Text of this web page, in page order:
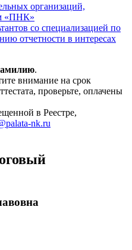
организаций,
«ПНК»
со специализацией по
отчетности в интересах
.
внимание на срок
проверьте, оплачены
в Реестре,
nk.ru